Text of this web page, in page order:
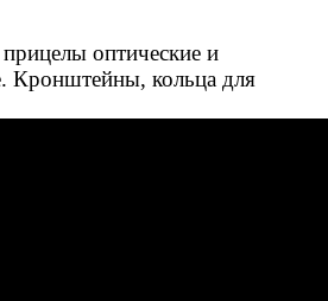
оптические и
Кронштейны, кольца для